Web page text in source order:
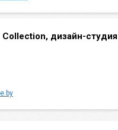
Collection, дизайн-студия